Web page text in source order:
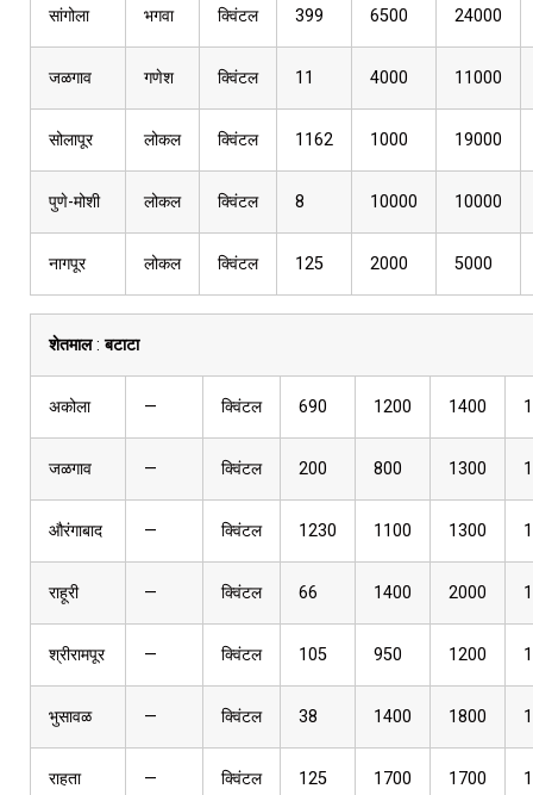
सांगोला भगवा क्विंटल 399 6500 24000
जळगाव गणेश क्विंटल 11 4000 11000
सोलापूर लोकल क्विंटल 1162 1000 19000
पुणे-मोशी लोकल क्विंटल 8 10000 10000
नागपूर लोकल क्विंटल 125 2000 5000
शेतमाल:बटाटा
अकोला — क्विंटल 690 1200 1400
जळगाव — क्विंटल 200 800 1300
औरंगाबाद — क्विंटल 1230 1100 1300
राहूरी — क्विंटल 66 1400 2000
श्रीरामपूर — क्विंटल 105 950 1200
भुसावळ — क्विंटल 38 1400 1800
राहता — क्विंटल 125 1700 1700